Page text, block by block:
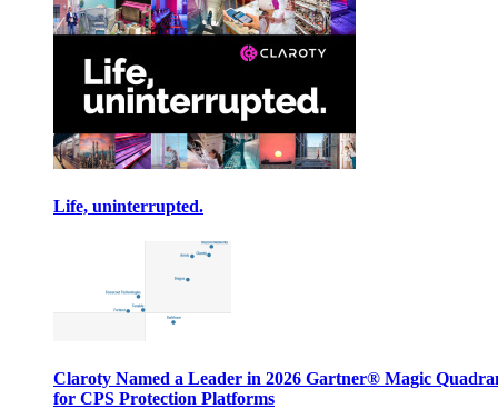
Life, uninterrupted.
Claroty Named a Leader in 2026 Gartner® Magic
for CPS Protection Platforms